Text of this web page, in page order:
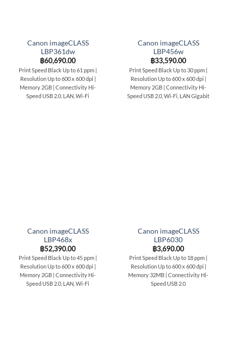
Canon imageCLASS
LBP361dw
฿60,690.00
Print Speed Black Up to 61 ppm |
Resolution Up to 600 x 600 dpi |
Memory 2GB | Connectivity Hi-
Speed USB 2.0, LAN, Wi-Fi
Canon imageCLASS
LBP456w
฿33,590.00
Print Speed Black Up to 30 ppm |
Resolution Up to 600 x 600 dpi |
Memory 2GB | Connectivity Hi-
Speed USB 2.0, Wi-Fi, LAN Gigabit
Canon imageCLASS
LBP468x
฿52,390.00
Print Speed Black Up to 45 ppm |
Resolution Up to 600 x 600 dpi |
Memory 2GB | Connectivity Hi-
Speed USB 2.0, LAN, Wi-Fi
Canon imageCLASS
LBP6030
฿3,690.00
Print Speed Black Up to 18 ppm |
Resolution Up to 600 x 600 dpi |
Memory 32MB | Connectivity Hi-
Speed USB 2.0